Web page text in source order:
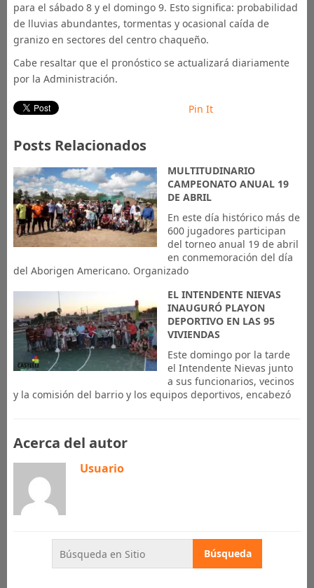
para el sábado 8 y el domingo 9. Esto significa: probabilidad
de lluvias abundantes, tormentas y ocasional caída de
granizo en sectores del centro chaqueño.
Cabe resaltar que el pronóstico se actualizará diariamente
por la Administración.
Pin It
Posts Relacionados
MULTITUDINARIO
CAMPEONATO ANUAL 19
DE ABRIL
En este día histórico más de
600 jugadores participan
del torneo anual 19 de abril
en conmemoración del día
del Aborigen Americano. Organizado
EL INTENDENTE NIEVAS
INAUGURÓ PLAYON
DEPORTIVO EN LAS 95
VIVIENDAS
Este domingo por la tarde
el Intendente Nievas junto
a sus funcionarios, vecinos
y la comisión del barrio y los equipos deportivos, encabezó
Acerca del autor
Usuario